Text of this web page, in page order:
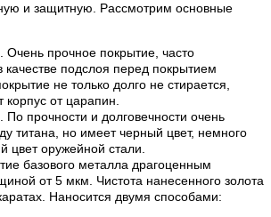
и защитную. Рассмотрим основные
Очень прочное покрытие, часто
качестве подслоя перед покрытием
не только долго не стирается,
от царапин.
По прочности и долговечности очень
титана, но имеет черный цвет, немного
цвет оружейной стали.
базового металла драгоценным
от 5 мкм. Чистота нанесенного золота
Наносится двумя способами: